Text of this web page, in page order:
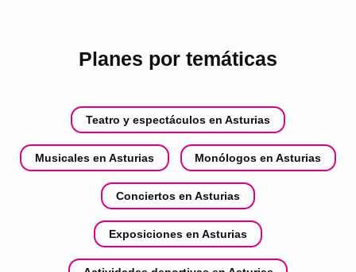
Planes por temáticas
Teatro y espectáculos en Asturias
Musicales en Asturias Monólogos en Asturias
Conciertos en Asturias
Exposiciones en Asturias